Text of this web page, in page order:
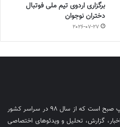
برگزاری اردوی تیم ملی فوتبال
دختران نوجوان
2026-07-27
روزنامه فوتبالز، روزنامه ای ورزشی چاپ صبح است که از سال ۹۸ در سراسر کشور
گزارش، تحلیل و ویدئوهای اختصاصی